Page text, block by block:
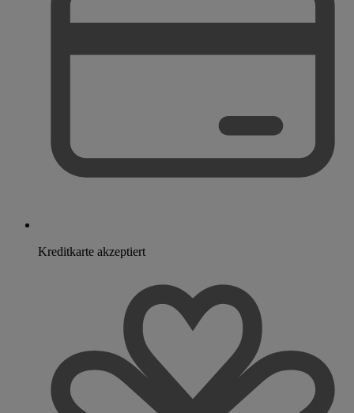
Kreditkarte akzeptiert